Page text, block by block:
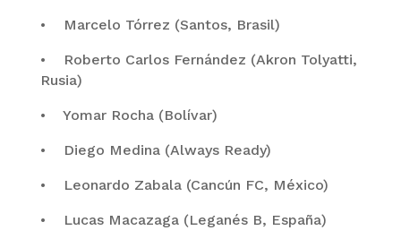
• Marcelo Tórrez (Santos, Brasil)
• Roberto Carlos Fernández (Akron Tolyatti,
Rusia)
• Yomar Rocha (Bolívar)
• Diego Medina (Always Ready)
• Leonardo Zabala (Cancún FC, México)
• Lucas Macazaga (Leganés B, España)